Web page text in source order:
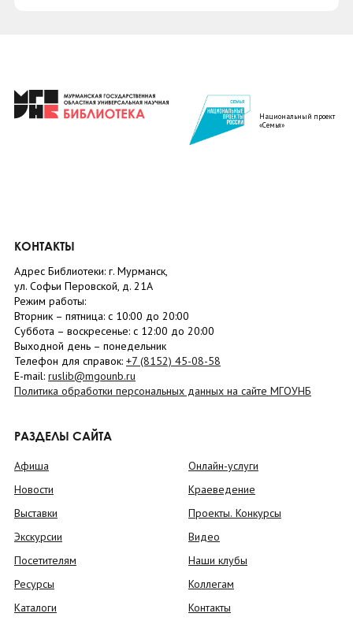
Национальный проект
«Семья»
КОНТАКТЫ
Адрес Библиотеки: г. Мурманск,
ул. Софьи Перовской, д. 21А
Режим работы:
Вторник – пятница: с 10:00 до 20:00
Суббота – воскресенье: c 12:00 до 20:00
Выходной день – понедельник
Телефон для справок: +7 (8152) 45-08-58
E-mail: ruslib@mgounb.ru
Политика обработки персональных данных на сайте МГОУНБ
РАЗДЕЛЫ САЙТА
Афиша
Новости
Выставки
Экскурсии
Посетителям
Ресурсы
Каталоги
Онлайн-услуги
Краеведение
Проекты. Конкурсы
Видео
Наши клубы
Коллегам
Контакты